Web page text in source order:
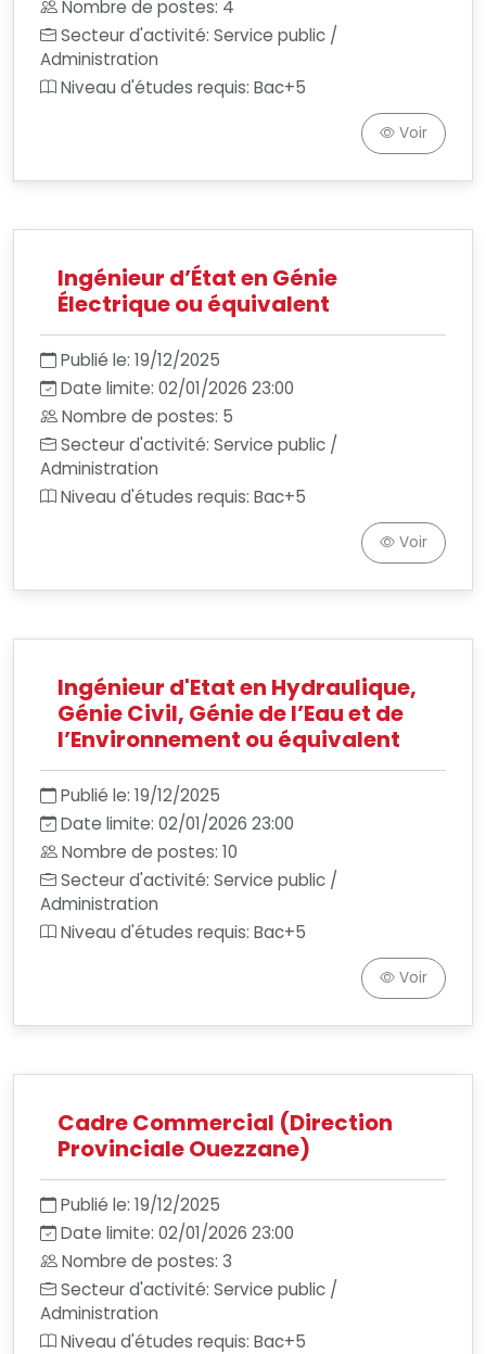
Nombre de postes: 4
Secteur d'activité: Service public /
Administration
Niveau d'études requis: Bac+5
Voir
Ingénieur d’État en Génie
Électrique ou équivalent
Publié le: 19/12/2025
Date limite: 02/01/2026 23:00
Nombre de postes: 5
Secteur d'activité: Service public /
Administration
Niveau d'études requis: Bac+5
Voir
Ingénieur d'Etat en Hydraulique,
Génie Civil, Génie de l’Eau et de
l’Environnement ou équivalent
Publié le: 19/12/2025
Date limite: 02/01/2026 23:00
Nombre de postes: 10
Secteur d'activité: Service public /
Administration
Niveau d'études requis: Bac+5
Voir
Cadre Commercial (Direction
Provinciale Ouezzane)
Publié le: 19/12/2025
Date limite: 02/01/2026 23:00
Nombre de postes: 3
Secteur d'activité: Service public /
Administration
Niveau d'études requis: Bac+5